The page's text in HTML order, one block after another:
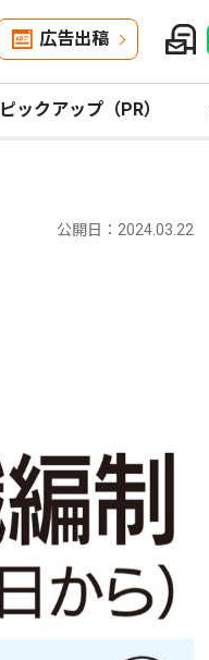
広告出稿
ピックアップ（PR）
公開日：2024.03.22